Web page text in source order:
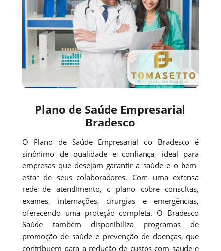
Plano de Saúde Empresarial
Bradesco
O Plano de Saúde Empresarial do Bradesco é
sinônimo de qualidade e confiança, ideal para
empresas que desejam garantir a saúde e o bem-
estar de seus colaboradores. Com uma extensa
rede de atendimento, o plano cobre consultas,
exames, internações, cirurgias e emergências,
oferecendo uma proteção completa. O Bradesco
Saúde também disponibiliza programas de
promoção de saúde e prevenção de doenças, que
contribuem para a redução de custos com saúde e